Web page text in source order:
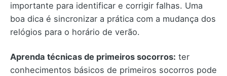
importante para identificar e corrigir falhas. Uma
boa dica é sincronizar a prática com a mudança dos
relógios para o horário de verão.
Aprenda técnicas de primeiros socorros: ter
conhecimentos básicos de primeiros socorros pode